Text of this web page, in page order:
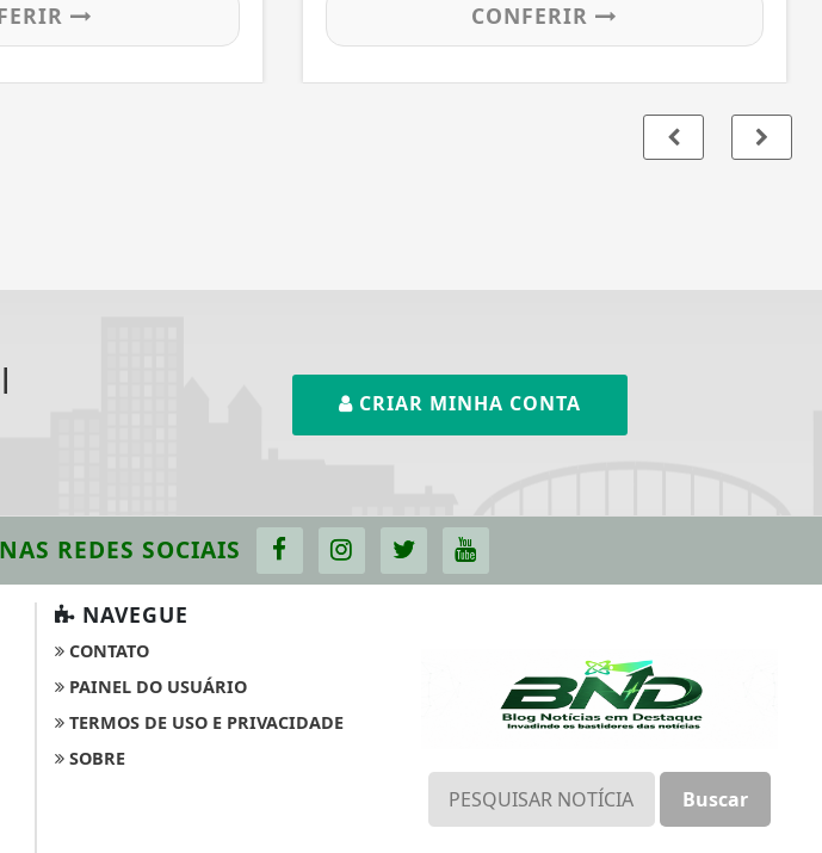
CONFERIR
CRIAR MINHA CONTA
NAS REDES SOCIAIS
NAVEGUE
CONTATO
PAINEL DO USUÁRIO
TERMOS DE USO E PRIVACIDADE
SOBRE